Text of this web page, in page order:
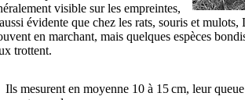
visible sur les empreintes,
évidente que chez les rats, souris et mulots,
en marchant, mais quelques espèces
trottent.
Ils mesurent en moyenne 10 à 15 cm, leur